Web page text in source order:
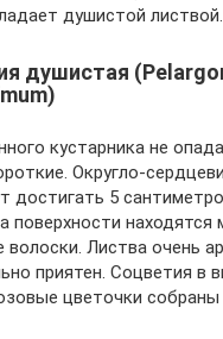
душистой листвой.
душистая
кустарника не
Округло-
достигать 5
поверхности находятся
волоски. Листва очень
приятен. Соцветия в
цветочки собраны